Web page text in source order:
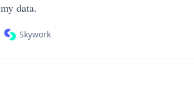
my data.
Skywork